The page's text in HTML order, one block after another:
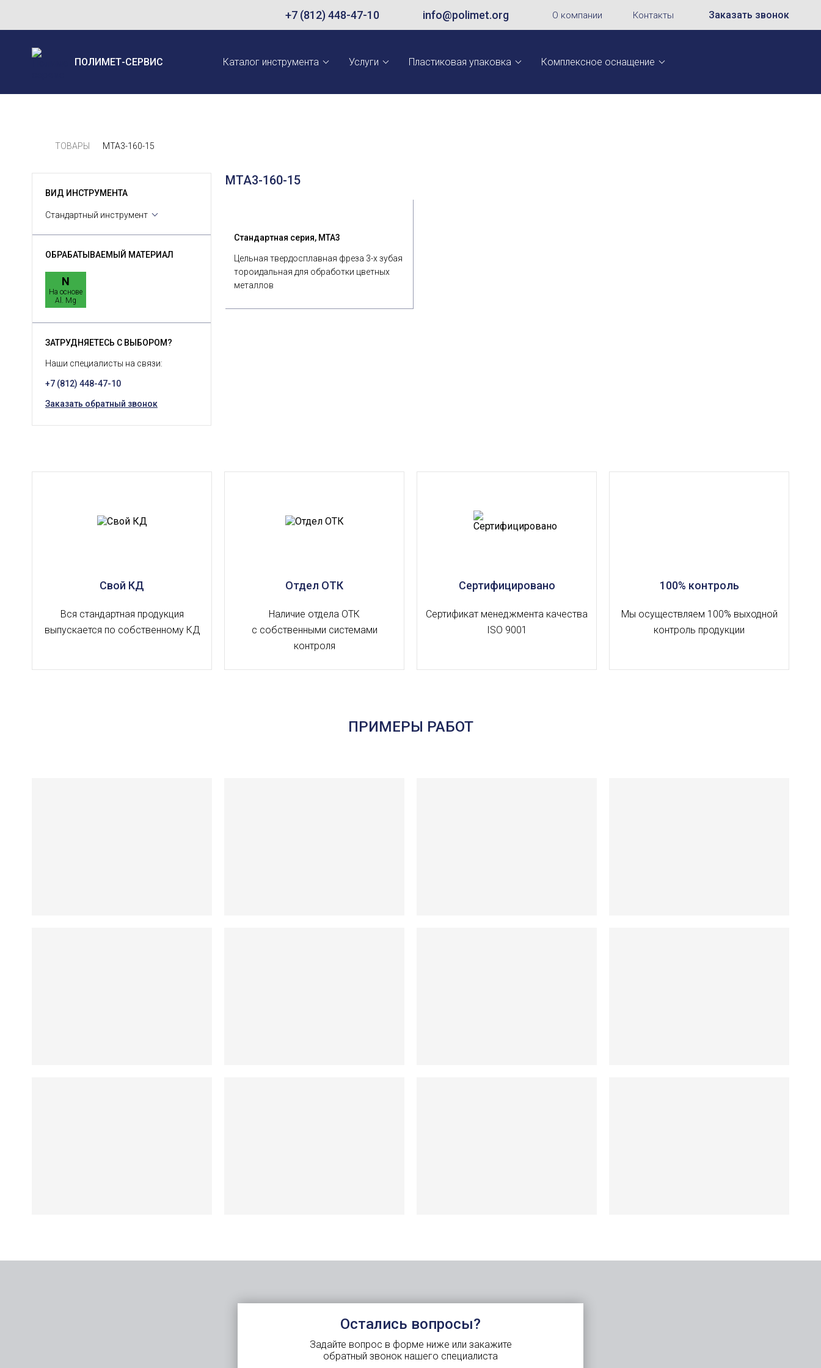
+7 (812) 448-47-10 info@polimet.org О компании Контакты Заказать звонок
ПОЛИМЕТ-СЕРВИС Каталог инструмента Услуги Пластиковая упаковка Комплексное оснащение
ТОВАРЫ MTA3-160-15
MTA3-160-15
Стандартная серия, MTA3
Цельная твердосплавная фреза 3-х зубая
тороидальная для обработки цветных
металлов
ВИД ИНСТРУМЕНТА
Стандартный инструмент
ОБРАБАТЫВАЕМЫЙ МАТЕРИАЛ
N
На основе
Al. Mg
ЗАТРУДНЯЕТЕСЬ С ВЫБОРОМ?
Наши специалисты на связи:
+7 (812) 448-47-10
Заказать обратный звонок
Свой КД
Вся стандартная продукция
выпускается по собственному КД
Отдел ОТК
Наличие отдела ОТК
с собственными системами
контроля
Сертифицировано
Сертификат менеджмента качества
ISO 9001
100% контроль
Мы осуществляем 100% выходной
контроль продукции
ПРИМЕРЫ РАБОТ
Остались вопросы?
Задайте вопрос в форме ниже или закажите
обратный звонок нашего специалиста